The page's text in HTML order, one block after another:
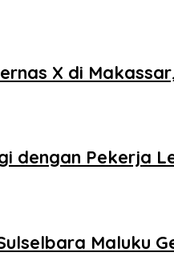
X di
dengan Pekerja
Maluku